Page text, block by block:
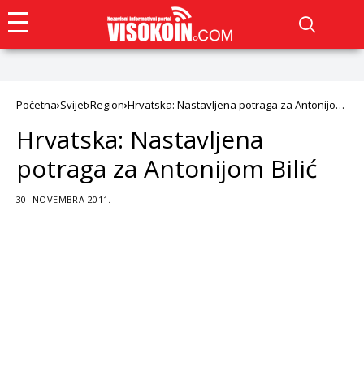
Početna Svijet Region Hrvatska: Nastavljena potraga za Antonijom
Hrvatska: Nastavljena
potraga za Antonijom Bilić
30. NOVEMBRA 2011.